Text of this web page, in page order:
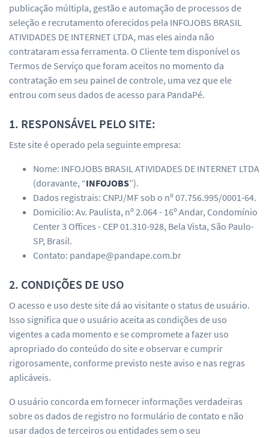
publicação múltipla, gestão e automação de processos de
seleção e recrutamento oferecidos pela INFOJOBS BRASIL
ATIVIDADES DE INTERNET LTDA, mas eles ainda não
contrataram essa ferramenta. O Cliente tem disponível os
Termos de Serviço que foram aceitos no momento da
contratação em seu painel de controle, uma vez que ele
entrou com seus dados de acesso para PandaPé.
1. RESPONSÁVEL PELO SITE:
Este site é operado pela seguinte empresa:
Nome: INFOJOBS BRASIL ATIVIDADES DE INTERNET LTDA
(doravante, “INFOJOBS”).
Dados registrais: CNPJ/MF sob o nº 07.756.995/0001-64.
Domicilio: Av. Paulista, nº 2.064 - 16º Andar, Condomínio
Center 3 Offices - CEP 01.310-928, Bela Vista, São Paulo-
SP, Brasil.
Contato: pandape@pandape.com.br
2. CONDIÇÕES DE USO
O acesso e uso deste site dá ao visitante o status de usuário.
Isso significa que o usuário aceita as condições de uso
vigentes a cada momento e se compromete a fazer uso
apropriado do conteúdo do site e observar e cumprir
rigorosamente, conforme previsto neste aviso e nas regras
aplicáveis.
O usuário concorda em fornecer informações verdadeiras
sobre os dados de registro no formulário de contato e não
usar dados de terceiros ou entidades sem o seu